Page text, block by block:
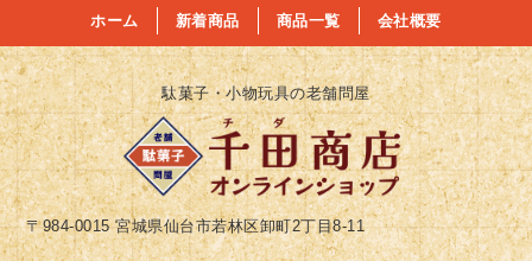
ホーム 新着商品 商品一覧 会社概要
駄菓子・小物玩具の老舗問屋
〒984-0015 宮城県仙台市若林区卸町2丁目8-11